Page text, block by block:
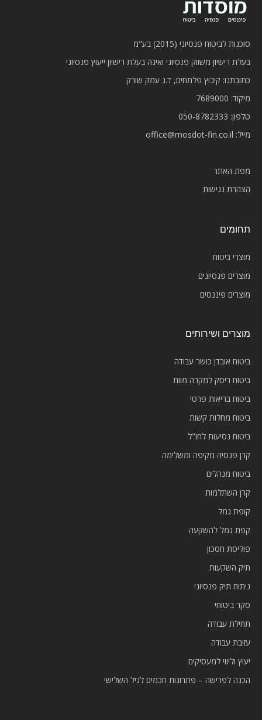
סוכנות לביטוח פנסיוני (2015) בע"מ
בעלת רישיון משווק פנסיוני ואינה בעלת רישיון ייעוץ פנסיוני
כתובתנו: קיבוץ פלמחים, ד.נ עמק שורק
מיקוד: 7689000
טלפון: 050-8782333
מייל: office@mosdot-fin.co.il
מפת האתר
הצהרת נגישות
תחומים
מוצרי ביטוח
מוצרים פנסיונים
מוצרים פיננסים
מוצרים ושירותים
ביטוח אובדן כושר עבודה
ביטוח ריסק למקרה מוות
ביטוח בריאות פרטי
ביטוח מחלות קשות
ביטוח נסיעות לחו"ל
קרן פנסיה מקיפה ומשלימה
ביטוח מנהלים
קרן השתלמות
קופת גמל
קפת גמל להשקעה
פוליסת חסכון
תיק השקעות
ניתוח תיק פנסיוני
סקר ביטוחי
תחילת עבודה
עזיבת עבודה
יעוץ וליווי למעסיקים
הכנה לפרישה – פתרונות חכמים לגיל השלישי